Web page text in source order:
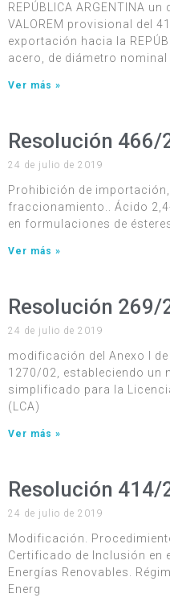
REPÚBLICA ARGENTINA
VALOREM provisional del
exportación hacia la
acero, de diámetro
Ver más »
Resolución 466/
24 de julio de 2019
Prohibición de
fraccionamiento.. Ácido
en formulaciones de
Ver más »
Resolución 269/
24 de julio de 2019
modificación del Anexo I
1270/02, estableciendo un
simplificado para la
(LCA)
Ver más »
Resolución 414/
24 de julio de 2019
Modificación.
Certificado de Inclusión en
Energías Renovables.
Energ